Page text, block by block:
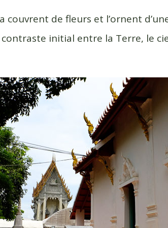
couvrent de fleurs et l’ornent
initial entre la Terre, le